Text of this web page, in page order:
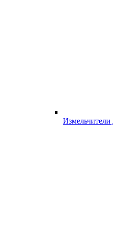
Измельчители